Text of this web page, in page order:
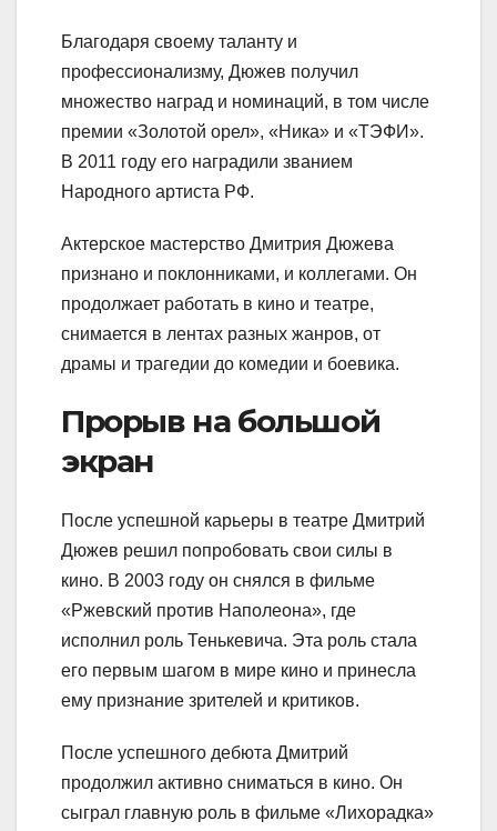
Благодаря своему таланту и
профессионализму, Дюжев получил
множество наград и номинаций, в том числе
премии «Золотой орел», «Ника» и «ТЭФИ».
В 2011 году его наградили званием
Народного артиста РФ.
Актерское мастерство Дмитрия Дюжева
признано и поклонниками, и коллегами. Он
продолжает работать в кино и театре,
снимается в лентах разных жанров, от
драмы и трагедии до комедии и боевика.
Прорыв на большой
экран
После успешной карьеры в театре Дмитрий
Дюжев решил попробовать свои силы в
кино. В 2003 году он снялся в фильме
«Ржевский против Наполеона», где
исполнил роль Тенькевича. Эта роль стала
его первым шагом в мире кино и принесла
ему признание зрителей и критиков.
После успешного дебюта Дмитрий
продолжил активно сниматься в кино. Он
сыграл главную роль в фильме «Лихорадка»